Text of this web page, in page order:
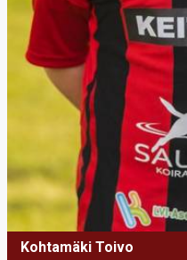
Kohtamäki Toivo